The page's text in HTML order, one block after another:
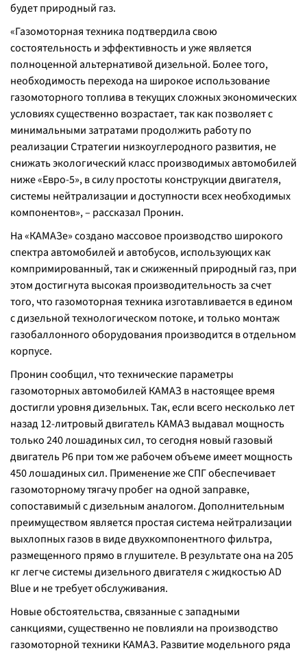
будет природный газ.
«Газомоторная техника подтвердила свою
состоятельность и эффективность и уже является
полноценной альтернативой дизельной. Более того,
необходимость перехода на широкое использование
газомоторного топлива в текущих сложных экономических
условиях существенно возрастает, так как позволяет с
минимальными затратами продолжить работу по
реализации Стратегии низкоуглеродного развития, не
снижать экологический класс производимых автомобилей
ниже «Евро-5», в силу простоты конструкции двигателя,
системы нейтрализации и доступности всех необходимых
компонентов», – рассказал Пронин.
На «КАМАЗе» создано массовое производство широкого
спектра автомобилей и автобусов, использующих как
компримированный, так и сжиженный природный газ, при
этом достигнута высокая производительность за счет
того, что газомоторная техника изготавливается в едином
с дизельной технологическом потоке, и только монтаж
газобаллонного оборудования производится в отдельном
корпусе.
Пронин сообщил, что технические параметры
газомоторных автомобилей КАМАЗ в настоящее время
достигли уровня дизельных. Так, если всего несколько лет
назад 12-литровый двигатель КАМАЗ выдавал мощность
только 240 лошадиных сил, то сегодня новый газовый
двигатель Р6 при том же рабочем объеме имеет мощность
450 лошадиных сил. Применение же СПГ обеспечивает
газомоторному тягачу пробег на одной заправке,
сопоставимый с дизельным аналогом. Дополнительным
преимуществом является простая система нейтрализации
выхлопных газов в виде двухкомпонентного фильтра,
размещенного прямо в глушителе. В результате она на 205
кг легче системы дизельного двигателя с жидкостью AD
Blue и не требует обслуживания.
Новые обстоятельства, связанные с западными
санкциями, существенно не повлияли на производство
газомоторной техники КАМАЗ. Развитие модельного ряда